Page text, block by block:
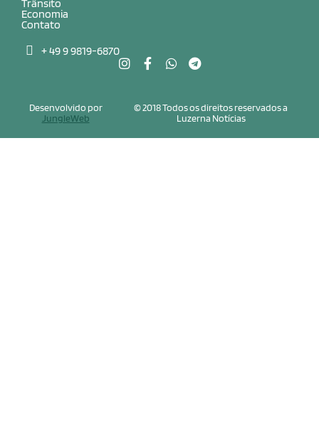
Trânsito
Economia
Contato
+ 49 9 9819-6870
© 2018 Todos os direitos reservados a
Luzerna Notícias
Desenvolvido por
JungleWeb